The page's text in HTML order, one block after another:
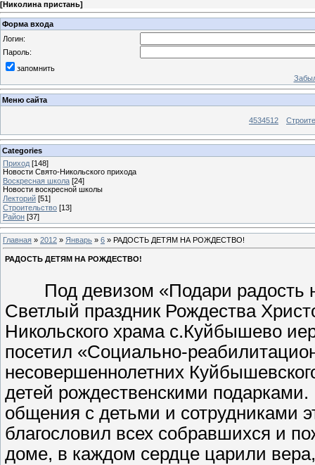
[Николина пристань]
Форма входа
Логин:
Пароль:
запомнить
Меню сайта
4534512
Categories
Приход [148]
Новости Свято-Никольского прихода
Воскресная школа [24]
Новости воскресной школы
Лекторий [51]
Строительство [13]
Район [37]
Главная » 2012 » Январь » 6 » РАДОСТЬ ДЕТЯМ НА РОЖДЕСТВО!
РАДОСТЬ ДЕТЯМ НА РОЖДЕСТВО!
Под девизом «Подари радость
Светлый праздник Рождества
Никольского храма с.Куйбышево
посетил «Социально-
несовершеннолетних
детей рождественскими подарками.
общения с детьми и сотрудниками
благословил всех собравшихся и
доме, в каждом сердце царили